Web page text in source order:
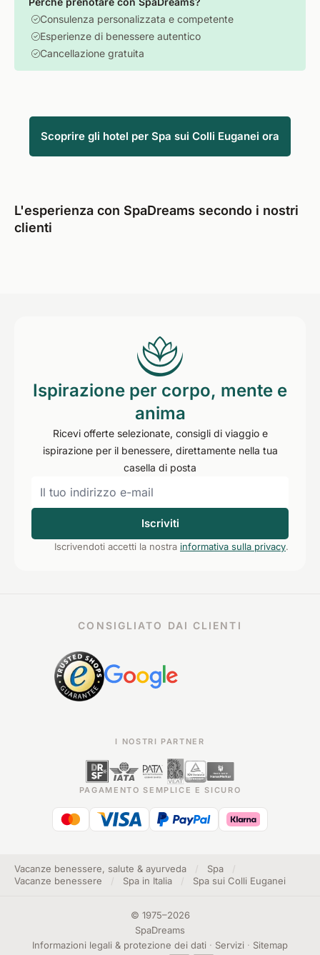
Consulenza personalizzata e competente
Esperienze di benessere autentico
Cancellazione gratuita
Scoprire gli hotel per Spa sui Colli Euganei ora
L'esperienza con SpaDreams secondo i nostri
clienti
Ispirazione per corpo, mente e
anima
Ricevi offerte selezionate, consigli di viaggio e
ispirazione per il benessere, direttamente nella tua
casella di posta
Iscriviti
Iscrivendoti accetti la nostra informativa sulla privacy.
CONSIGLIATO DAI CLIENTI
I NOSTRI PARTNER
PAGAMENTO SEMPLICE E SICURO
Vacanze benessere, salute & ayurveda Spa
Vacanze benessere
Spa in Italia Spa sui Colli Euganei
© 1975–2026
SpaDreams
Informazioni legali & protezione dei dati · Servizi · Sitemap